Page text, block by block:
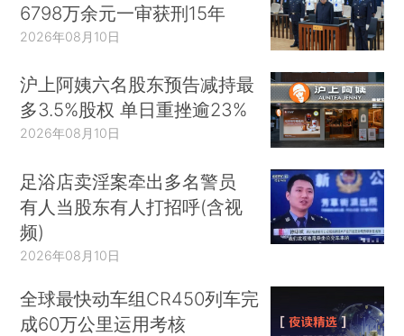
6798万余元一审获刑15年
2026年08月10日
沪上阿姨六名股东预告减持最
多3.5%股权 单日重挫逾23%
2026年08月10日
足浴店卖淫案牵出多名警员
有人当股东有人打招呼(含视
频)
2026年08月10日
全球最快动车组CR450列车完
成60万公里运用考核